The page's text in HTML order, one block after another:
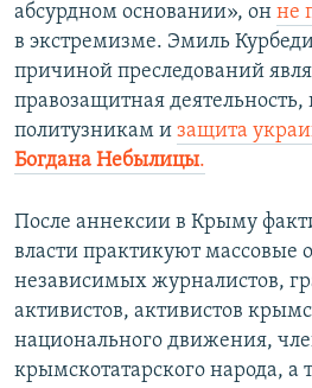
абсурдном основании», он не
в экстремизме. Эмиль
причиной преследований
правозащитная
политузникам и защита
Богдана Небылицы.
После аннексии в Крыму
власти практикуют массовые
независимых журналистов,
активистов, активистов
национального движения,
крымскотатарского народа,